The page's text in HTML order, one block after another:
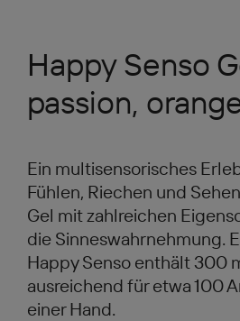
Happy Senso
passion,
Ein multisensorisches
Fühlen, Riechen und
Gel mit zahlreichen
die Sinneswahrnehmung.
Happy Senso enthält 300
ausreichend für etwa 100
einer Hand.